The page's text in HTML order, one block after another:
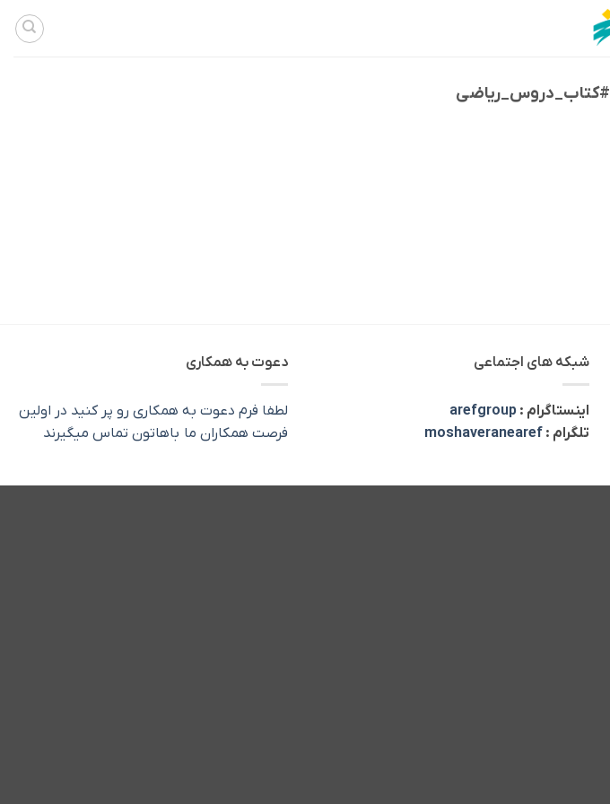
#کتاب_دروس_ریاضی
شبکه های اجتماعی
اینستاگرام : arefgroup
تلگرام : moshaveranearef
دعوت به همکاری
لطفا فرم دعوت به همکاری رو پر کنید در اولین
فرصت همکاران ما باهاتون تماس میگیرند